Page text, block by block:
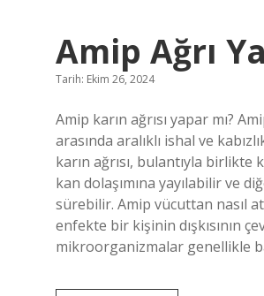
Amip Ağrı
Tarih: Ekim 26, 2024
Amip karın ağrısı yapar mı?
arasında aralıklı ishal ve
karın ağrısı, bulantıyla
kan dolaşımına yayılabilir ve
sürebilir. Amip vücuttan nasıl
enfekte bir kişinin dışkısının
mikroorganizmalar genellikle